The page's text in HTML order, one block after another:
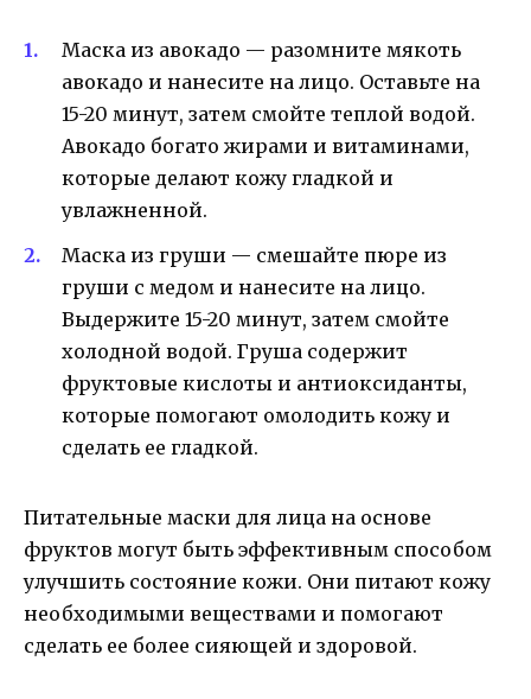
Маска из авокадо — разомните мякоть
авокадо и нанесите на лицо. Оставьте на
15-20 минут, затем смойте теплой водой.
Авокадо богато жирами и витаминами,
которые делают кожу гладкой и
увлажненной.
Маска из груши — смешайте пюре из
груши с медом и нанесите на лицо.
Выдержите 15-20 минут, затем смойте
холодной водой. Груша содержит
фруктовые кислоты и антиоксиданты,
которые помогают омолодить кожу и
сделать ее гладкой.
Питательные маски для лица на основе
фруктов могут быть эффективным способом
улучшить состояние кожи. Они питают кожу
необходимыми веществами и помогают
сделать ее более сияющей и здоровой.